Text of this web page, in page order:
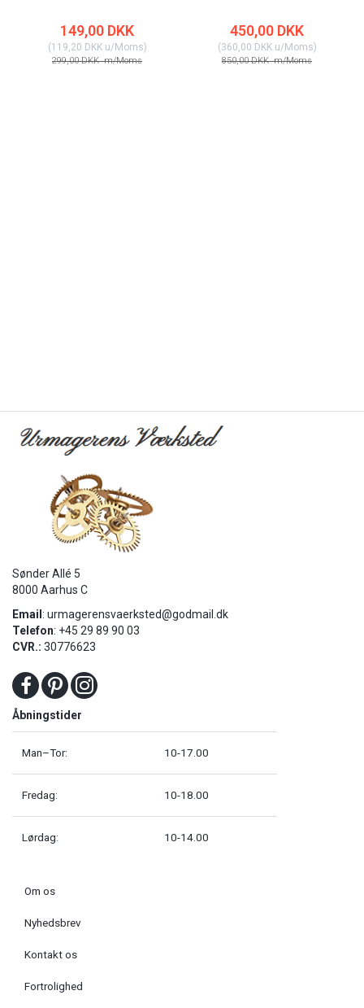
149,00 DKK
(119,20 DKKu/Moms)
299,00 DKKm/Moms
450,00 DKK
(360,00 DKKu/Moms)
850,00 DKKm/Moms
Sønder Allé 5
8000 Aarhus C
Email : urmagerensvaerksted@godmail.dk
Telefon: +45 29 89 90 03
CVR.: 30776623
Åbningstider
Man–Tor: 10-17.00
Fredag: 10-18.00
Lørdag: 10-14.00
Om os
Nyhedsbrev
Kontakt os
Fortrolighed